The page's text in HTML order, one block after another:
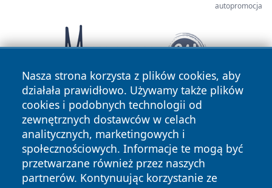
autopromocja
Nasza strona korzysta z plików cookies, aby
działała prawidłowo. Używamy także plików
cookies i podobnych technologii od
zewnętrznych dostawców w celach
analitycznych, marketingowych i
społecznościowych. Informacje te mogą być
przetwarzane również przez naszych
partnerów. Kontynuując korzystanie ze
Copyright © 2026 leszczynski24.pl Wszystkie prawa